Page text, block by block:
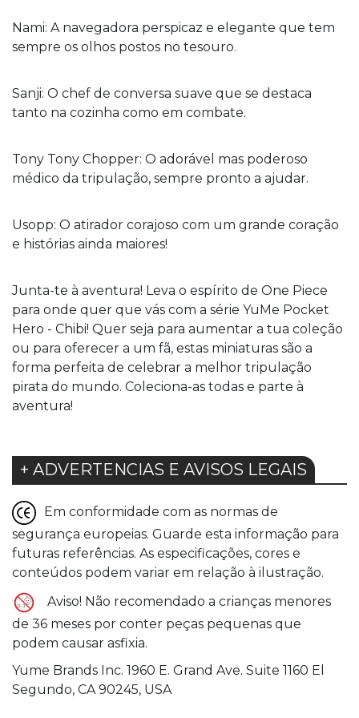
Nami: A navegadora perspicaz e elegante que tem
sempre os olhos postos no tesouro.
Sanji: O chef de conversa suave que se destaca
tanto na cozinha como em combate.
Tony Tony Chopper: O adorável mas poderoso
médico da tripulação, sempre pronto a ajudar.
Usopp: O atirador corajoso com um grande coração
e histórias ainda maiores!
Junta-te à aventura! Leva o espírito de One Piece
para onde quer que vás com a série YuMe Pocket
Hero - Chibi! Quer seja para aumentar a tua coleção
ou para oferecer a um fã, estas miniaturas são a
forma perfeita de celebrar a melhor tripulação
pirata do mundo. Coleciona-as todas e parte à
aventura!
+ ADVERTENCIAS E AVISOS LEGAIS
Em conformidade com as normas de
segurança europeias. Guarde esta informação para
futuras referências. As especificações, cores e
conteúdos podem variar em relação à ilustração.
Aviso! Não recomendado a crianças menores
de 36 meses por conter peças pequenas que
podem causar asfixia.
Yume Brands Inc. 1960 E. Grand Ave. Suite 1160 El
Segundo, CA 90245, USA